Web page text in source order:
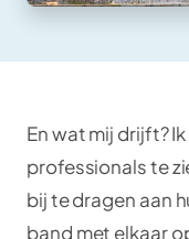
En wat mij drijft?
professionals te
bij te dragen aan
band met elkaar